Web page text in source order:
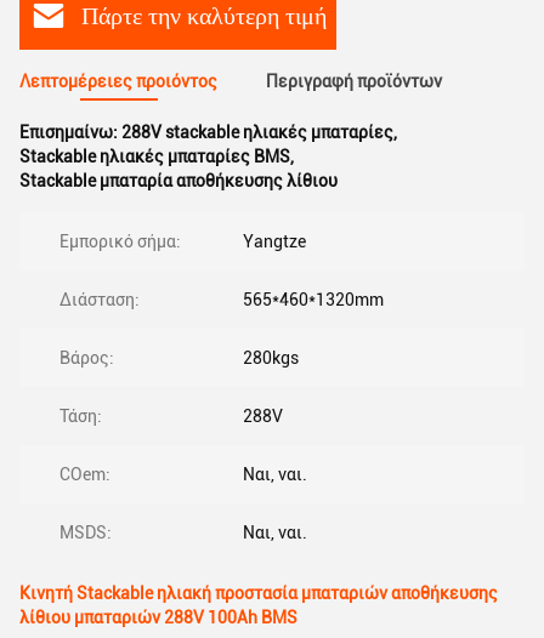
Πάρτε την καλύτερη τιμή
Λεπτομέρειες προιόντος Περιγραφή προϊόντων
Επισημαίνω: 288V stackable ηλιακές μπαταρίες,
Stackable ηλιακές μπαταρίες BMS,
Stackable μπαταρία αποθήκευσης λίθιου
Εμπορικό σήμα: Yangtze
Διάσταση: 565*460*1320mm
Βάρος: 280kgs
Τάση: 288V
COem: Ναι, ναι.
MSDS: Ναι, ναι.
Κινητή Stackable ηλιακή προστασία μπαταριών αποθήκευσης
λίθιου μπαταριών 288V 100Ah BMS